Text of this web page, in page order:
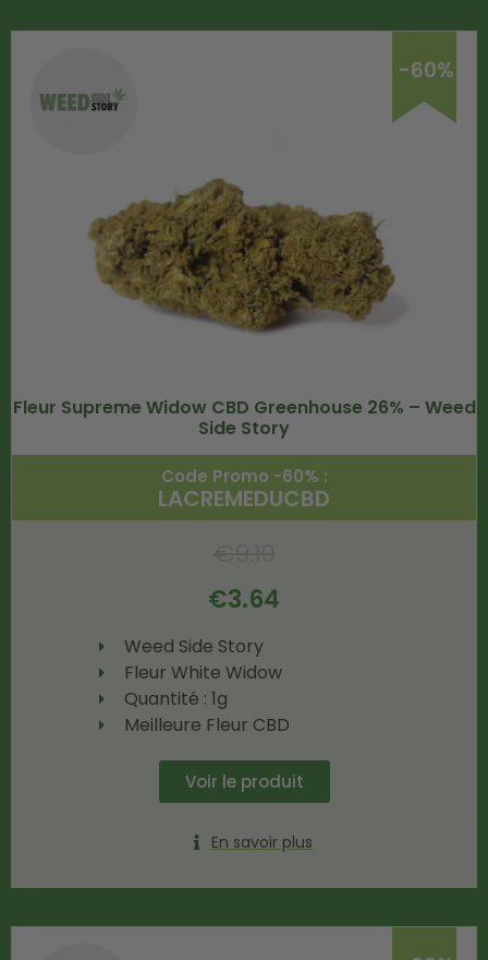
-60%
Fleur Supreme Widow CBD Greenhouse 26% – Weed
Side Story
Code Promo -60% :
LACREMEDUCBD
€3.64
Weed Side Story
Fleur White Widow
Quantité : 1g
Meilleure Fleur CBD
Voir le produit
En savoir plus